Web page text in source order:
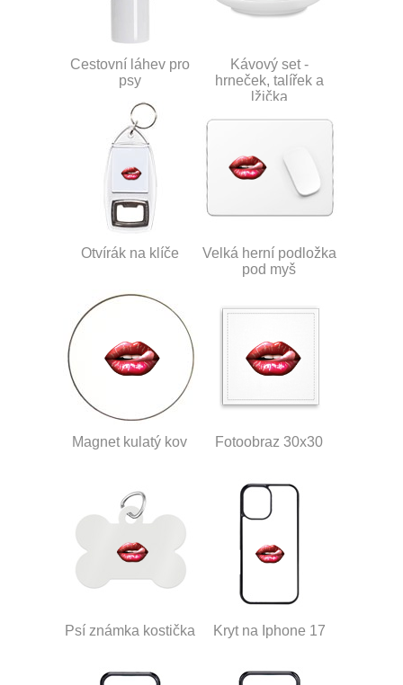
Cestovní láhev pro
psy
Kávový set -
hrneček, talířek a
lžička
Otvírák na klíče
Velká herní podložka
pod myš
Magnet kulatý kov Fotoobraz 30x30
Psí známka kostička Kryt na Iphone 17